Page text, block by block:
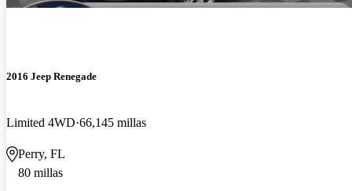
2016 Jeep Renegade
Limited 4WD 66,145 millas
Perry, FL
80 millas